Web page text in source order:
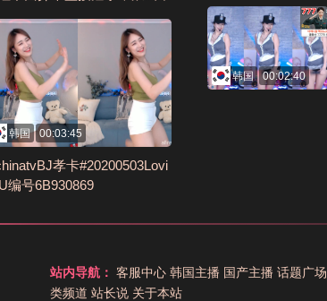
韩国 00:03:45
孝卡#20200503Lovi
编号6B930869
韩国 00:02:40
站内导航： 客服中心 韩国主播 国产主播 话题广场
类频道 站长说 关于本站